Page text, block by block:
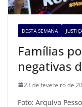
DESTA SEMANA
Famílias
negativas
23 de fevereiro de
Foto: Arquivo